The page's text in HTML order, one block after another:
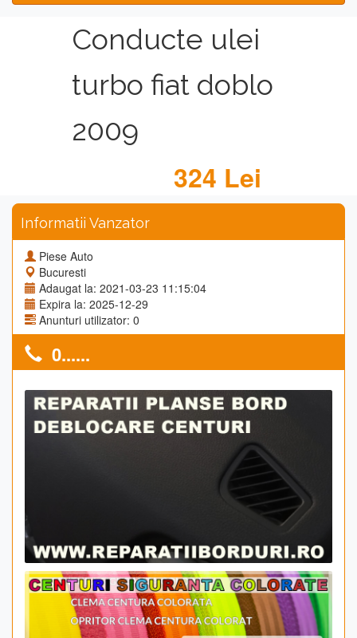
Conducte ulei
turbo fiat doblo
2009
324 Lei
Informatii Vanzator
Piese Auto
Bucuresti
Adaugat la: 2021-03-23 11:15:04
Expira la: 2025-12-29
Anunturi utilizator: 0
0......